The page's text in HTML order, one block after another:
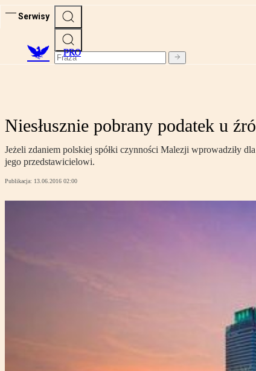
Serwisy
PRO
Niesłusznie pobrany podatek u
Jeżeli zdaniem polskiej spółki czynności Malezji wprowadziły
jego przedstawicielowi.
Publikacja: 13.06.2016 02:00